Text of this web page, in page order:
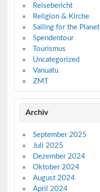
Reisebericht
Religion & Kirche
Sailing for the Planet
Spendentour
Tourismus
Uncategorized
Vanuatu
ZMT
Archiv
September 2025
Juli 2025
Dezember 2024
Oktober 2024
August 2024
April 2024